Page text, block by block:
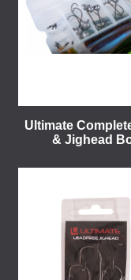
Ultimate
& Jighead